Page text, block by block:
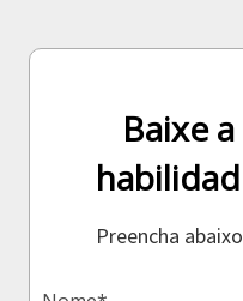
Baixe
Preencha